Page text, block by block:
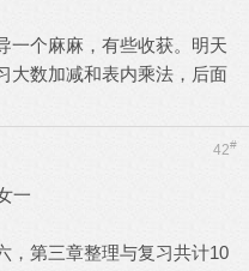
一个麻麻，有些收获。明天
大数加减和表内乘法，后面
42#
一
，第三章整理与复习共计10